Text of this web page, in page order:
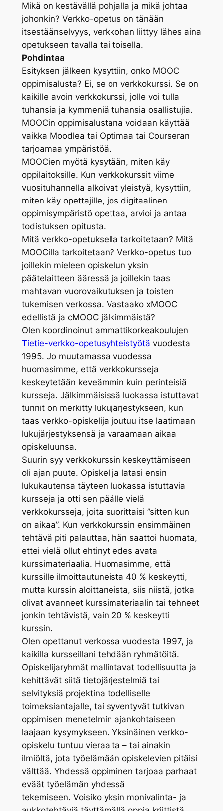
Mikä on kestävällä pohjalla ja mikä johtaa
johonkin? Verkko-opetus on tänään
itsestäänselvyys, verkkohan liittyy lähes aina
opetukseen tavalla tai toisella.
Pohdintaa
Esityksen jälkeen kysyttiin, onko MOOC
oppimisalusta? Ei, se on verkkokurssi. Se on
kaikille avoin verkkokurssi, jolle voi tulla
tuhansia ja kymmeniä tuhansia osallistujia.
MOOCin oppimisalustana voidaan käyttää
vaikka Moodlea tai Optimaa tai Courseran
tarjoamaa ympäristöä.
MOOCien myötä kysytään, miten käy
oppilaitoksille. Kun verkkokurssit viime
vuosituhannella alkoivat yleistyä, kysyttiin,
miten käy opettajille, jos digitaalinen
oppimisympäristö opettaa, arvioi ja antaa
todistuksen opitusta.
Mitä verkko-opetuksella tarkoitetaan? Mitä
MOOCilla tarkoitetaan? Verkko-opetus tuo
joillekin mieleen opiskelun yksin
päätelaitteen ääressä ja joillekin taas
mahtavan vuorovaikutuksen ja toisten
tukemisen verkossa. Vastaako xMOOC
edellistä ja cMOOC jälkimmäistä?
Olen koordinoinut ammattikorkeakoulujen
Tietie-verkko-opetusyhteistyötä vuodesta
1995. Jo muutamassa vuodessa
huomasimme, että verkkokursseja
keskeytetään keveämmin kuin perinteisiä
kursseja. Jälkimmäisissä luokassa istuttavat
tunnit on merkitty lukujärjestykseen, kun
taas verkko-opiskelija joutuu itse laatimaan
lukujärjestyksensä ja varaamaan aikaa
opiskeluunsa.
Suurin syy verkkokurssin keskeyttämiseen
oli ajan puute. Opiskelija latasi ensin
lukukautensa täyteen luokassa istuttavia
kursseja ja otti sen päälle vielä
verkkokursseja, joita suorittaisi ”sitten kun
on aikaa”. Kun verkkokurssin ensimmäinen
tehtävä piti palauttaa, hän saattoi huomata,
ettei vielä ollut ehtinyt edes avata
kurssimateriaalia. Huomasimme, että
kurssille ilmoittautuneista 40 % keskeytti,
mutta kurssin aloittaneista, siis niistä, jotka
olivat avanneet kurssimateriaalin tai tehneet
jonkin tehtävistä, vain 20 % keskeytti
kurssin.
Olen opettanut verkossa vuodesta 1997, ja
kaikilla kursseillani tehdään ryhmätöitä.
Opiskelijaryhmät mallintavat todellisuutta ja
kehittävät siitä tietojärjestelmiä tai
selvityksiä projektina todelliselle
toimeksiantajalle, tai syventyvät tutkivan
oppimisen menetelmin ajankohtaiseen
laajaan kysymykseen. Yksinäinen verkko-
opiskelu tuntuu vieraalta – tai ainakin
ilmiöltä, jota työelämään opiskelevien pitäisi
välttää. Yhdessä oppiminen tarjoaa parhaat
eväät työelämän yhdessä
tekemiseen. Voisiko yksin monivalinta- ja